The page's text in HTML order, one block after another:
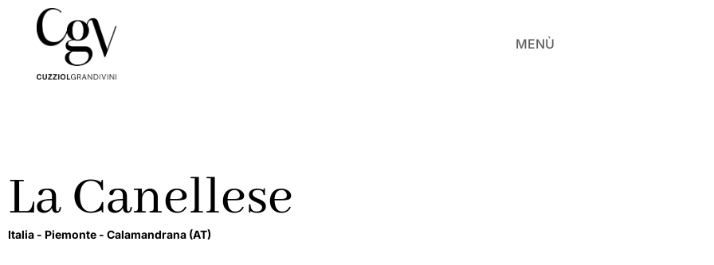
MENÙ
La Canellese
Italia - Piemonte - Calamandrana (AT)